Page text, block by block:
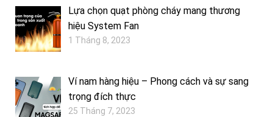
Lựa chọn quạt phòng cháy mang thương
hiệu System Fan
1 Tháng 8, 2023
Ví nam hàng hiệu – Phong cách và sự sang
trọng đích thực
25 Tháng 7, 2023